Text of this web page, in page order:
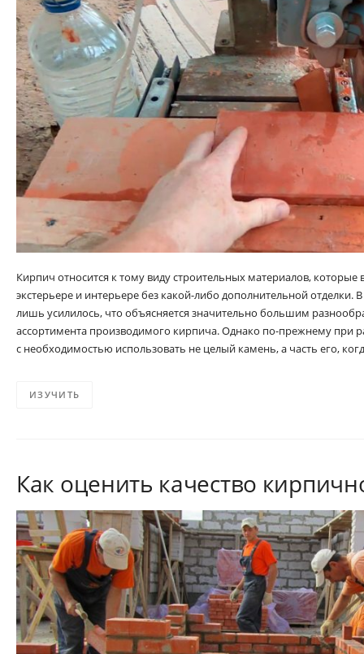
Кирпич относится к тому виду строительных материалов, которые
экстерьере и интерьере без какой-либо дополнительной отделки.
лишь усилилось, что объясняется значительно большим
ассортимента производимого кирпича. Однако по-прежнему при
с необходимостью использовать не целый камень, а часть его,
ИЗУЧИТЬ
Как оценить качество